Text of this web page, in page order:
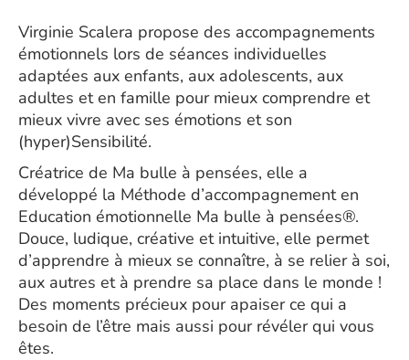
Virginie Scalera propose des accompagnements
émotionnels lors de séances individuelles
adaptées aux enfants, aux adolescents, aux
adultes et en famille pour mieux comprendre et
mieux vivre avec ses émotions et son
(hyper)Sensibilité.
Créatrice de Ma bulle à pensées, elle a
développé la Méthode d’accompagnement en
Education émotionnelle Ma bulle à pensées®.
Douce, ludique, créative et intuitive, elle permet
d’apprendre à mieux se connaître, à se relier à soi,
aux autres et à prendre sa place dans le monde !
Des moments précieux pour apaiser ce qui a
besoin de l’être mais aussi pour révéler qui vous
êtes.